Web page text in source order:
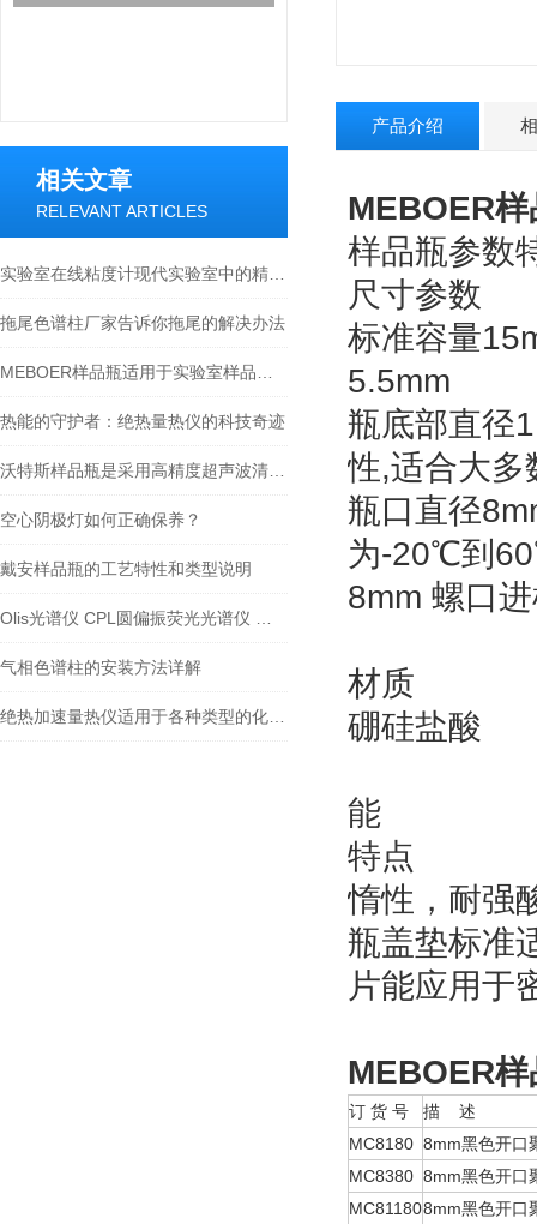
相关文章
RELEVANT ARTICLES
拖尾色谱柱厂家告诉你拖尾的解决办法
热能的守护者：绝热量热仪的科技奇迹
空心阴极灯如何正确保养？
戴安样品瓶的工艺特性和类型说明
气相色谱柱的安装方法详解
产品介绍
MEBOER
样品瓶
尺
标准容量
5.5mm
瓶底部直
性,适合大多
瓶口直径
为-20℃到
材
硼硅
能
特点
惰性，耐强
瓶盖垫标
片能应用于
MEBOER
订 货 号
描 述
MC8180 8mm黑色开口
MC8380 8mm黑色开口
MC811808mm黑色开口